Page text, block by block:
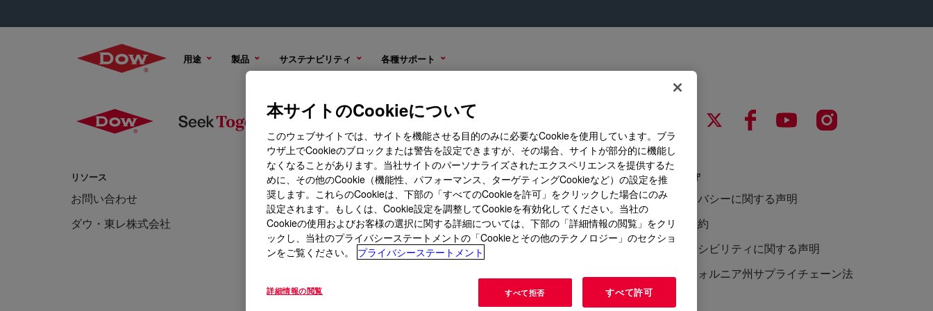
用途 製品 サステナビリティ 各種サポート
リソース
お問い合わせ
ダウ・東レ株式会社
トレーニング/学び
ニュース
イベント
コーポレートサイト
当社について
キャリア
IR・投資家向け情報
法令遵守
プライバシーに関する声明
利用規約
アクセシビリティに関する声明
カリフォルニア州サプライチェーン法
本サイトのCookieについて
このウェブサイトでは、サイトを機能させる目的のみに必要なCookieを使用しています。ブラ
ウザ上でCookieのブロックまたは警告を設定できますが、その場合、サイトが部分的に機能し
なくなることがあります。当社サイトのパーソナライズされたエクスペリエンスを提供するた
めに、その他のCookie（機能性、パフォーマンス、ターゲティングCookieなど）の設定を推
奨します。これらのCookieは、下部の「すべてのCookieを許可」をクリックした場合にのみ
設定されます。もしくは、Cookie設定を調整してCookieを有効化してください。当社の
Cookieの使用およびお客様の選択に関する詳細については、下部の「詳細情報の閲覧」をクリ
ックし、当社のプライバシーステートメントの「Cookieとその他のテクノロジー」のセクショ
ンをご覧ください。
プライバシーステートメント
詳細情報の閲覧 すべて拒否 すべて許可